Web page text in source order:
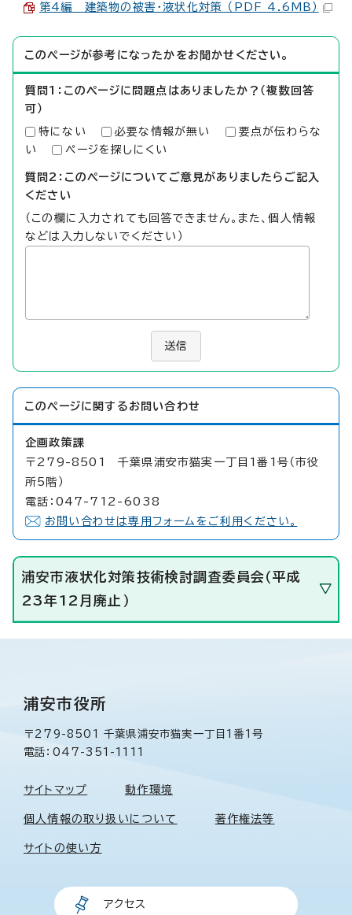
第4編 建築物の被害・液状化対策 （PDF 4.6MB）
このページが参考になったかをお聞かせください。
質問1：このページに問題点はありましたか？（複数回答
可）
特にない 必要な情報が無い
要点が伝わらな
い
ページを探しにくい
質問2：このページについてご意見がありましたらご記入
ください
（この欄に入力されても回答できません。また、個人情報
などは入力しないでください）
送信
このページに関する お問い合わせ
企画政策課
〒279-8501 千葉県浦安市猫実一丁目1番1号（市役
所5階）
電話：047-712-6038
お問い合わせは専用フォームをご利用ください。
浦安市液状化対策技術検討調査委員会（平成
23年12月廃止）
浦安市役所
〒279-8501 千葉県浦安市猫実一丁目1番1号
電話：047-351-1111
サイトマップ 動作環境
個人情報の取り扱いについて 著作権法等
サイトの使い方
アクセス